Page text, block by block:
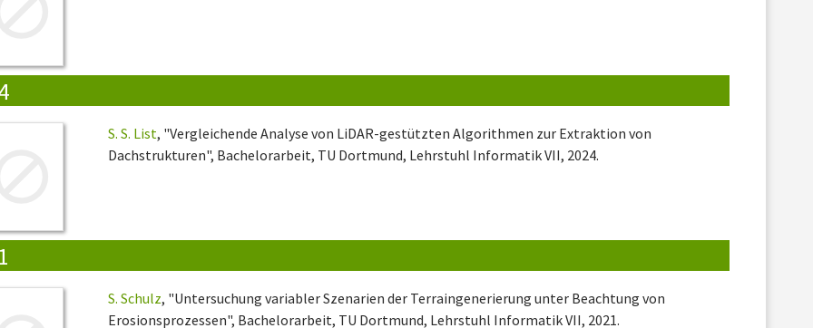
S. S. List, "Vergleichende Analyse von LiDAR-gestützten Algorithmen zur Extraktion von
Dachstrukturen", Bachelorarbeit, TU Dortmund, Lehrstuhl Informatik VII, 2024.
S. Schulz, "Untersuchung variabler Szenarien der Terraingenerierung unter Beachtung von
Erosionsprozessen", Bachelorarbeit, TU Dortmund, Lehrstuhl Informatik VII, 2021.